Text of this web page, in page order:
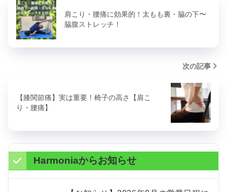
肩こり・腰痛に効果的！太もも裏・脇の下〜
脇腹ストレッチ！
次の記事
【膝関節痛】実は重要！椅子の高さ【肩こ
り・腰痛】
Harmoniaからお知らせ